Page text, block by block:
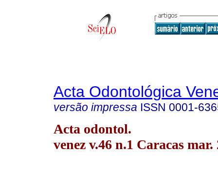
Acta Odontológica
versão impressa ISSN 0001-
Acta odontol.
venez v.46 n.1 Caracas mar.